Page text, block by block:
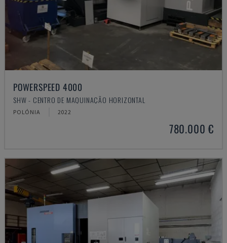
POWERSPEED 4000
SHW - CENTRO DE MAQUINAÇÃO HORIZONTAL
POLÓNIA 2022
780.000 €